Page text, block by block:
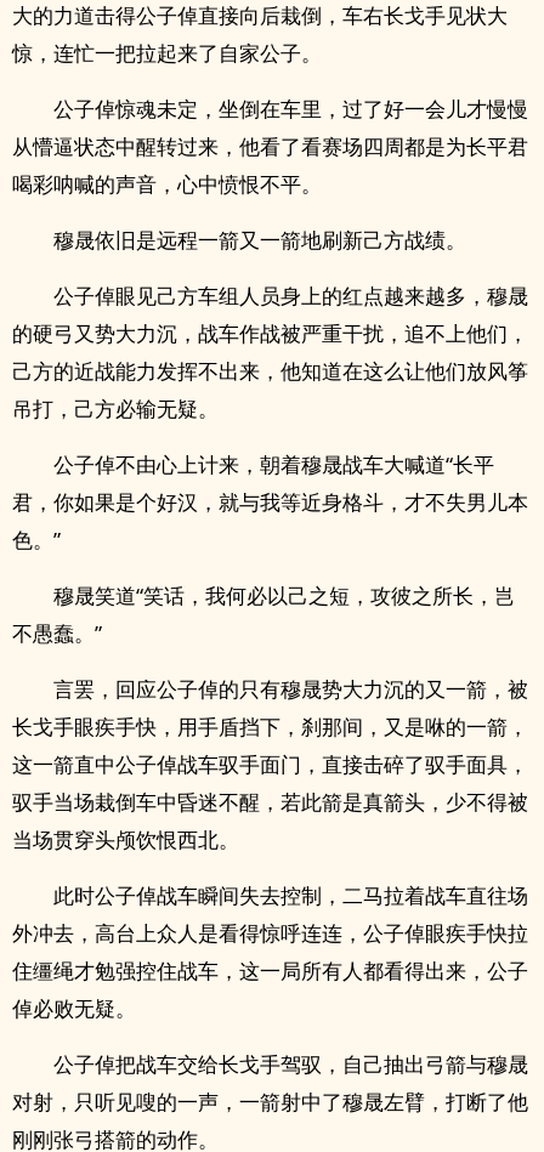
大的力道击得公子倬直接向后栽倒，车右长戈手见状大
惊，连忙一把拉起来了自家公子。
公子倬惊魂未定，坐倒在车里，过了好一会儿才慢慢
从懵逼状态中醒转过来，他看了看赛场四周都是为长平君
喝彩呐喊的声音，心中愤恨不平。
穆晟依旧是远程一箭又一箭地刷新己方战绩。
公子倬眼见己方车组人员身上的红点越来越多，穆晟
的硬弓又势大力沉，战车作战被严重干扰，追不上他们，
己方的近战能力发挥不出来，他知道在这么让他们放风筝
吊打，己方必输无疑。
公子倬不由心上计来，朝着穆晟战车大喊道“长平
君，你如果是个好汉，就与我等近身格斗，才不失男儿本
色。”
穆晟笑道“笑话，我何必以己之短，攻彼之所长，岂
不愚蠢。”
言罢，回应公子倬的只有穆晟势大力沉的又一箭，被
长戈手眼疾手快，用手盾挡下，刹那间，又是咻的一箭，
这一箭直中公子倬战车驭手面门，直接击碎了驭手面具，
驭手当场栽倒车中昏迷不醒，若此箭是真箭头，少不得被
当场贯穿头颅饮恨西北。
此时公子倬战车瞬间失去控制，二马拉着战车直往场
外冲去，高台上众人是看得惊呼连连，公子倬眼疾手快拉
住缰绳才勉强控住战车，这一局所有人都看得出来，公子
倬必败无疑。
公子倬把战车交给长戈手驾驭，自己抽出弓箭与穆晟
对射，只听见嗖的一声，一箭射中了穆晟左臂，打断了他
刚刚张弓搭箭的动作。